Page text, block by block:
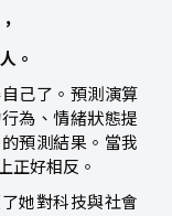
。
己了。預測演算
為、情緒狀態提
預測結果。當我
正好相反。
她對科技與社會